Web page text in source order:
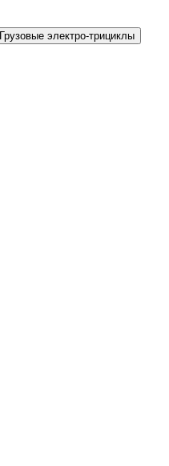
Грузовые электро‑трициклы